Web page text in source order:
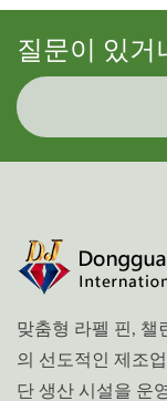
질문이 있거
맞춤형 라펠 핀, 챌
의 선도적인 제조
단 생산 시설을 운